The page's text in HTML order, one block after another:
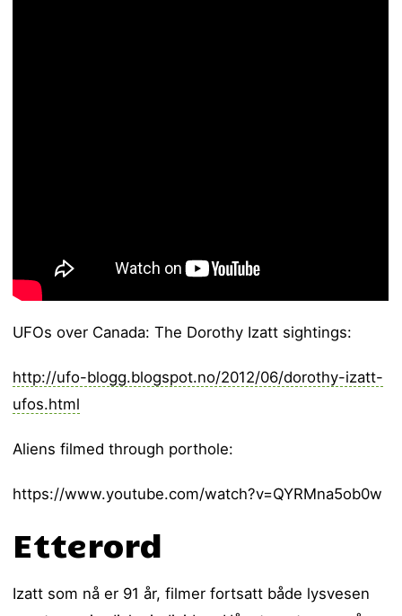
UFOs over Canada: The Dorothy Izatt sightings:
http://ufo-blogg.blogspot.no/2012/06/dorothy-izatt-
ufos.html
Aliens filmed through porthole:
https://www.youtube.com/watch?v=QYRMna5ob0w
Etterord
Izatt som nå er 91 år, filmer fortsatt både lysvesen